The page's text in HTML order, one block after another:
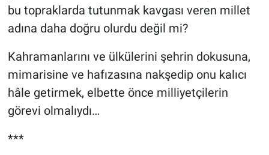
bu topraklarda tutunmak kavgası veren millet
adına daha doğru olurdu değil mi?
Kahramanlarını ve ülkülerini şehrin dokusuna,
mimarisine ve hafızasına nakşedip onu kalıcı
hâle getirmek, elbette önce milliyetçilerin
görevi olmalıydı…
***